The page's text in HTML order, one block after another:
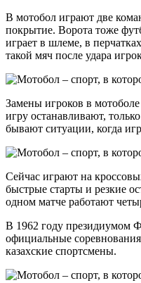
В мотобол играют две
покрытие. Ворота тоже
играет в шлеме, в
такой мяч после удара
Замены игроков в
игру останавливают,
бывают ситуации, когда
Сейчас играют на
быстрые старты и резкие
одном матче работают
В 1962 году президиумом
официальные
казахские спортсмены.